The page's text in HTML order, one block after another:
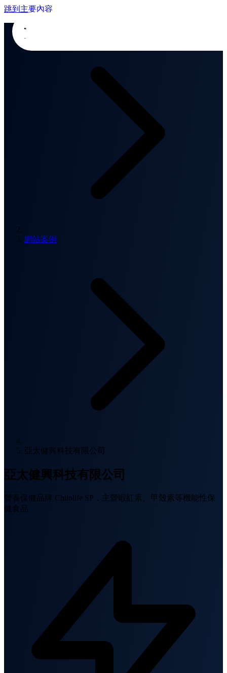
跳到主要內容
首頁
網站案例
亞太健興科技有限公司
亞太健興科技有限公司
營養保健品牌 Chitolife SP，主營蝦紅素、甲殼素等機能性保
健食品